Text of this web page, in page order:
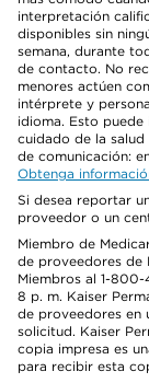
interpretación
disponibles sin
semana, durante
de contacto. No
menores actúen
intérprete y
idioma. Esto
cuidado de la
de comunicación:
Obtenga
Si desea reportar
proveedor o un
Miembro de
de proveedores de
Miembros al 1-800-
8 p. m. Kaiser
de proveedores en
solicitud. Kaiser
copia impresa es
para recibir esta